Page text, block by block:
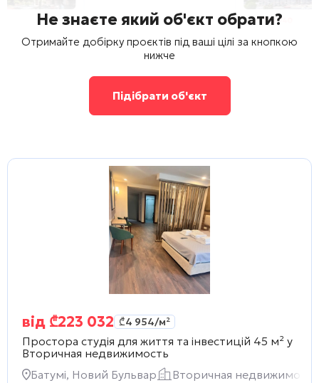
Не знаєте який об'єкт обрати?
Отримайте добірку проєктів під ваші цілі за кнопкою
нижче
Підібрати об'єкт
від ₾223 032 ₾4 954/м²
Простора студія для життя та інвестицій 45 м² у
Вторичная недвижимость
Батумі, Новий Бульвар
Вторичная недвижимость